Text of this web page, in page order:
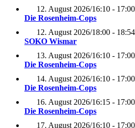
12. August 2026/16:10 - 17:00
Die Rosenheim-Cops
12. August 2026/18:00 - 18:54
SOKO Wismar
13. August 2026/16:10 - 17:00
Die Rosenheim-Cops
14. August 2026/16:10 - 17:00
Die Rosenheim-Cops
16. August 2026/16:15 - 17:00
Die Rosenheim-Cops
17. August 2026/16:10 - 17:00